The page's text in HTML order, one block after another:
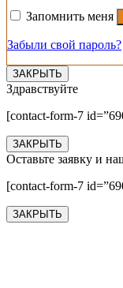
Запомнить меня
Забыли свой пароль?
ЗАКРЫТЬ
Здравствуйте
[contact-form-7
ЗАКРЫТЬ
Оставьте заявку и
[contact-form-7
ЗАКРЫТЬ